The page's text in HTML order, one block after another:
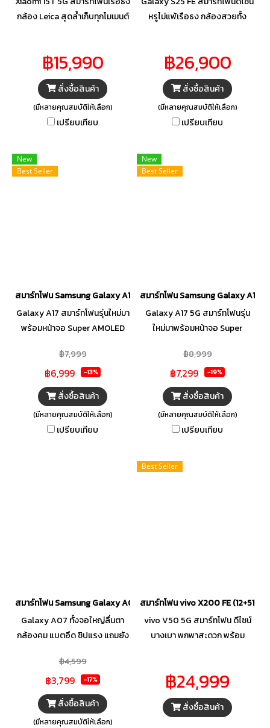
กล้อง Leica สุดล้ำเก็บทุกโมเมนต์
พร้อมแบตเตอรี่ ขนาดใหญ่ ที่ใช้
งานได้ยาวนานทั้งวัน
฿15,990
สั่งซื้อสินค้า
(มีหลายคุณสมบัติให้เลือก)
เปรียบเทียบ
หรูไม่แพ้เรือธง กล้องสวยทั้ง
พร้อมโหมดถ่ายภาพอัจฉริยะและ
AI ปรับภาพให้สวยเหมือนมือ
อาชีพ
฿26,900
สั่งซื้อสินค้า
(มีหลายคุณสมบัติให้เลือก)
เปรียบเทียบ
New
Best Seller
สมาร์ทโฟน Samsung Galaxy A17_4G (8/128)
Galaxy A17 สมาร์ทโฟนรุ่นใหม่มา
พร้อมหน้าจอ Super AMOLED
สดใส คมชัดเพิ่ม มาพร้อมกล้อง
หลัง 3 ตัวและระบบกันสั่น OIS
ช่วยให้ถ่ายภาพและวิดีโอได้นิ่งขึ้น
แบตเตอรี่ขนาดใหญ่
฿7,999
฿6,999 -13%
สั่งซื้อสินค้า
(มีหลายคุณสมบัติให้เลือก)
เปรียบเทียบ
New
Best Seller
สมาร์ทโฟน Samsung Galaxy A17
Galaxy A17 5G สมาร์ทโฟนรุ่น
ใหม่มาพร้อมหน้าจอ Super
ให้สีสันสดใส คมชัดเพิ่ม มาพร้อม
กล้องหลัง 3 ตัวและระบบกันสั่น
OIS ช่วยให้ถ่ายภาพและวิดีโอได้นิ่ง
ขึ้น แบตเตอรี่ขนาดใหญ่
฿8,999
฿7,299 -19%
สั่งซื้อสินค้า
(มีหลายคุณสมบัติให้เลือก)
เปรียบเทียบ
สมาร์ทโฟน Samsung Galaxy A07
Galaxy A07 ทั้งจอใหญ่ลื่นตา
กล้องคม แบตอึด ชิปแรง แถมยัง
ไหล อัปเดตยาว 6 ปีไม่ต้องกลัวตก
เทรนด์ ใครหามือถือไว้เล่น ถ่าย
ทำงาน หรือดูหนังเครื่องเดียวจบ
฿4,599
฿3,799 -17%
สั่งซื้อสินค้า
(มีหลายคุณสมบัติให้เลือก)
Best Seller
สมาร์ทโฟน vivo X200 FE
vivo V50 5G สมาร์ทโฟน ดีไซน์
บางเบา พกพาสะดวก พร้อม
เพลิดเพลินกับการถ่ายรูปได้ทุ
กช็อต พร้อมชาร์จไว 90W ให้คุณ
ใช้งานได้ตลอดวันอย่างเต็มที่ ไม่ว่า
฿24,999
สั่งซื้อสินค้า